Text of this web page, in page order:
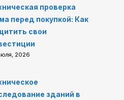
проверка
перед покупкой: Как
свои
2026
зданий в